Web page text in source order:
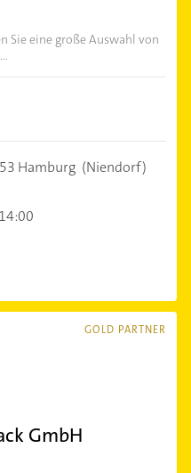
Sie eine große Auswahl von
Hamburg (Niendorf)
GOLD PARTNER
GmbH